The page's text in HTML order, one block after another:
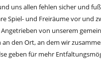
uns allen fehlen sicher und
Spiel- und Freiräume vor und
von unserem
an den Ort, an dem wir
geben für mehr